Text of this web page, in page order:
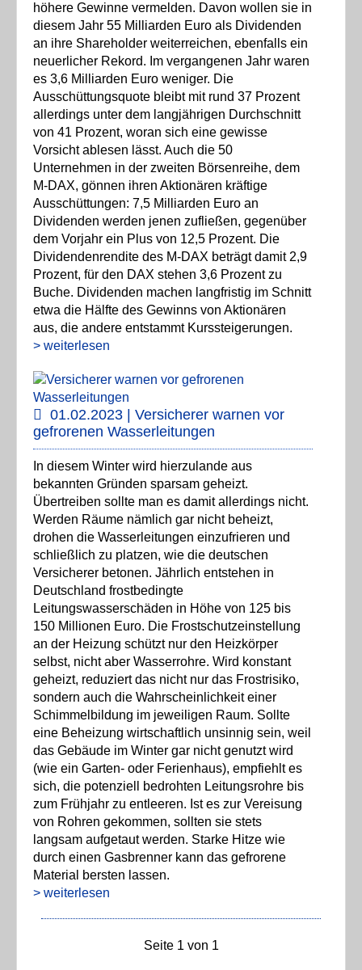
höhere Gewinne vermelden. Davon wollen sie in
diesem Jahr 55 Milliarden Euro als Dividenden
an ihre Shareholder weiterreichen, ebenfalls ein
neuerlicher Rekord. Im vergangenen Jahr waren
es 3,6 Milliarden Euro weniger. Die
Ausschüttungsquote bleibt mit rund 37 Prozent
allerdings unter dem langjährigen Durchschnitt
von 41 Prozent, woran sich eine gewisse
Vorsicht ablesen lässt. Auch die 50
Unternehmen in der zweiten Börsenreihe, dem
M-DAX, gönnen ihren Aktionären kräftige
Ausschüttungen: 7,5 Milliarden Euro an
Dividenden werden jenen zufließen, gegenüber
dem Vorjahr ein Plus von 12,5 Prozent. Die
Dividendenrendite des M-DAX beträgt damit 2,9
Prozent, für den DAX stehen 3,6 Prozent zu
Buche. Dividenden machen langfristig im Schnitt
etwa die Hälfte des Gewinns von Aktionären
aus, die andere entstammt Kurssteigerungen.
> weiterlesen
01.02.2023 | Versicherer warnen vor
gefrorenen Wasserleitungen
In diesem Winter wird hierzulande aus
bekannten Gründen sparsam geheizt.
Übertreiben sollte man es damit allerdings nicht.
Werden Räume nämlich gar nicht beheizt,
drohen die Wasserleitungen einzufrieren und
schließlich zu platzen, wie die deutschen
Versicherer betonen. Jährlich entstehen in
Deutschland frostbedingte
Leitungswasserschäden in Höhe von 125 bis
150 Millionen Euro. Die Frostschutzeinstellung
an der Heizung schützt nur den Heizkörper
selbst, nicht aber Wasserrohre. Wird konstant
geheizt, reduziert das nicht nur das Frostrisiko,
sondern auch die Wahrscheinlichkeit einer
Schimmelbildung im jeweiligen Raum. Sollte
eine Beheizung wirtschaftlich unsinnig sein, weil
das Gebäude im Winter gar nicht genutzt wird
(wie ein Garten- oder Ferienhaus), empfiehlt es
sich, die potenziell bedrohten Leitungsrohre bis
zum Frühjahr zu entleeren. Ist es zur Vereisung
von Rohren gekommen, sollten sie stets
langsam aufgetaut werden. Starke Hitze wie
durch einen Gasbrenner kann das gefrorene
Material bersten lassen.
> weiterlesen
Seite 1 von 1